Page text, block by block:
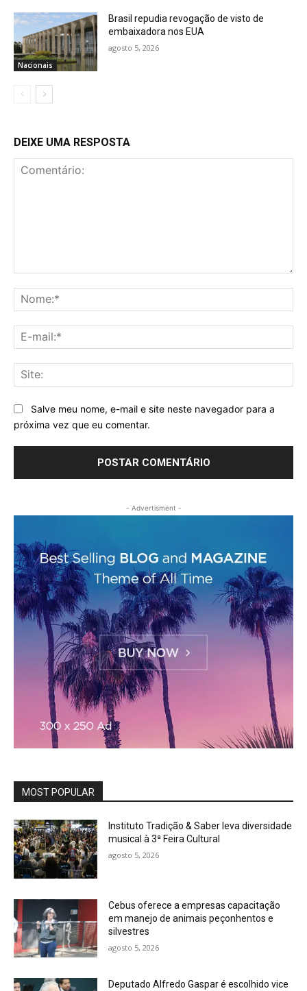
Nacionais
Brasil repudia revogação de visto de
embaixadora nos EUA
agosto 5, 2026
DEIXE UMA RESPOSTA
Salve meu nome, e-mail e site neste navegador para a
próxima vez que eu comentar.
- Advertisment -
MOST POPULAR
Instituto Tradição & Saber leva diversidade
musical à 3ª Feira Cultural
agosto 5, 2026
Cebus oferece a empresas capacitação
em manejo de animais peçonhentos e
silvestres
agosto 5, 2026
Deputado Alfredo Gaspar é escolhido vice